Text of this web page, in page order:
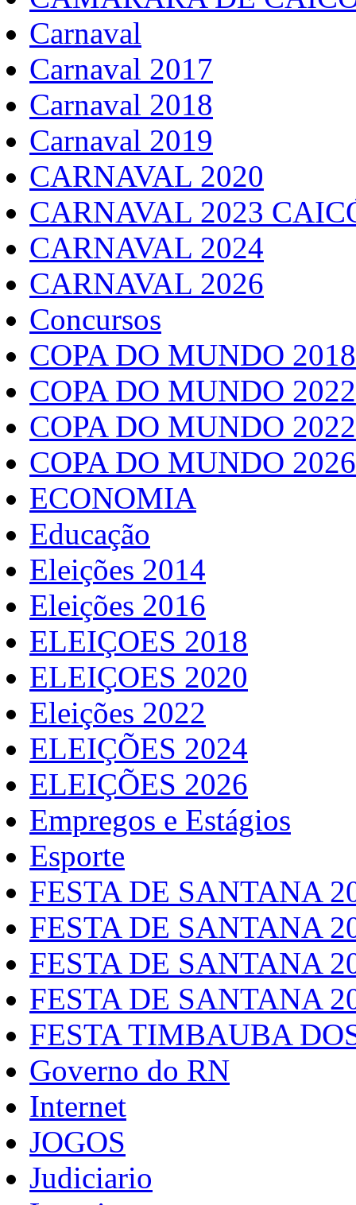
Carnaval
Carnaval 2017
Carnaval 2018
Carnaval 2019
CARNAVAL 2020
CARNAVAL 2023
CARNAVAL 2024
CARNAVAL 2026
Concursos
COPA DO MUNDO 2018
COPA DO MUNDO 2022
COPA DO MUNDO
COPA DO MUNDO 2026
ECONOMIA
Educação
Eleições 2014
Eleições 2016
ELEIÇOES 2018
ELEIÇOES 2020
Eleições 2022
ELEIÇÕES 2024
ELEIÇÕES 2026
Empregos e Estágios
Esporte
FESTA DE SANTANA
FESTA DE SANTANA
FESTA DE SANTANA
FESTA DE SANTANA
FESTA TIMBAUBA
Governo do RN
Internet
JOGOS
Judiciario